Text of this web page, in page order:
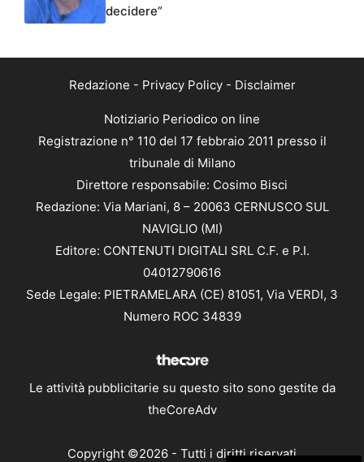
decidere”
Redazione - Privacy Policy- Disclaimer
Notiziario Periodico on line
Registrazione n° 110 del 17 febbraio 2011 presso il
tribunale di Milano
Direttore responsabile: Cosimo Bisci
Redazione: Via Mariani, 8 – 20063 CERNUSCO SUL
NAVIGLIO (MI)
Editore: CONTENUTI DIGITALI SRL C.F. e P.I.
04012790616
Sede Legale: PIETRAMELARA (CE) 81051, Via VERDI, 3
Numero ROC 34839
Le attività pubblicitarie su questo sito sono gestite da
theCoreAdv
Copyright ©2026 - Tutti i diritti riservati